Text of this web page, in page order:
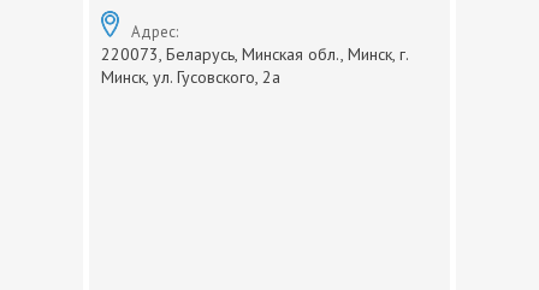
Адрес:
220073, Беларусь, Минская обл., Минск, г.
Минск, ул. Гусовского, 2а